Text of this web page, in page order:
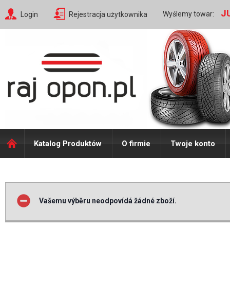
Login Rejestracja użytkownika Wyślemy towar:
Katalog Produktów O firmie Twoje konto
Vašemu výběru neodpovídá žádné zboží.